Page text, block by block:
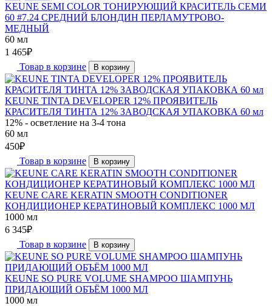
KEUNE SEMI COLOR ТОНИРУЮЩИЙ КРАСИТЕЛЬ СЕМИ
60 #7.24 СРЕДНИЙ БЛОНДИН ПЕРЛАМУТРОВО-
МЕДНЫЙ
60 мл
1 465₽
Товар в корзине
В корзину
KEUNE TINTA DEVELOPER 12% ПРОЯВИТЕЛЬ
КРАСИТЕЛЯ ТИНТА 12% ЗАВОДСКАЯ УПАКОВКА 60 мл
12% - осветление на 3-4 тона
60 мл
450₽
Товар в корзине
В корзину
KEUNE CARE KERATIN SMOOTH CONDITIONER
КОНДИЦИОНЕР КЕРАТИНОВЫЙ КОМПЛЕКС 1000 МЛ
1000 мл
6 345₽
Товар в корзине
В корзину
KEUNE SO PURE VOLUME SHAMPOO ШАМПУНЬ
ПРИДАЮЩИЙ ОБЪЁМ 1000 МЛ
1000 мл